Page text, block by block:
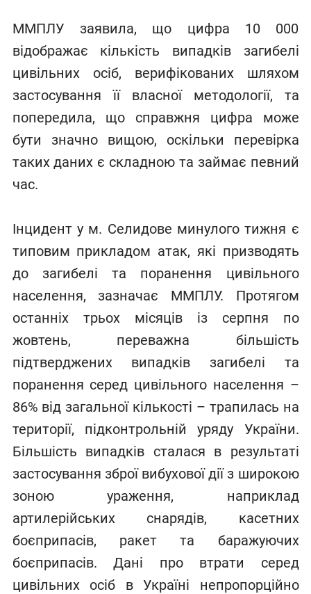
ММПЛУ заявила, що цифра 10 000
відображає кількість випадків загибелі
цивільних осіб, верифікованих шляхом
застосування її власної методології, та
попередила, що справжня цифра може
бути значно вищою, оскільки перевірка
таких даних є складною та займає певний
час.
Інцидент у м. Селидове минулого тижня є
типовим прикладом атак, які призводять
до загибелі та поранення цивільного
населення, зазначає ММПЛУ. Протягом
останніх трьох місяців із серпня по
жовтень, переважна більшість
підтверджених випадків загибелі та
поранення серед цивільного населення –
86% від загальної кількості – трапилась на
території, підконтрольній уряду України.
Більшість випадків сталася в результаті
застосування зброї вибухової дії з широкою
зоною ураження, наприклад
артилерійських снарядів, касетних
боєприпасів, ракет та баражуючих
боєприпасів. Дані про втрати серед
цивільних осіб в Україні непропорційно